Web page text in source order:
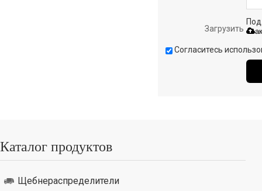
Загрузить
Согласитесь
Каталог продуктов
Щебнераспределители